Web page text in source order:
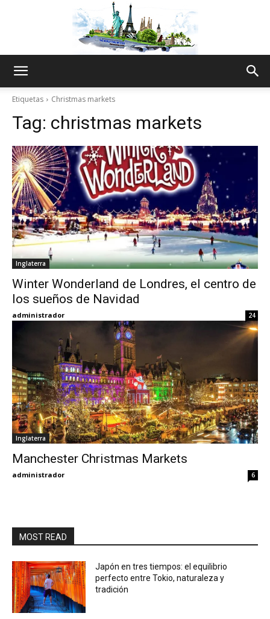
Thru
My
Eyes
Etiquetas Christmas markets
Tag: christmas markets
Inglaterra
Winter Wonderland de Londres, el centro de
los sueños de Navidad
administrador 24
Inglaterra
Manchester Christmas Markets
administrador 6
MOST READ
Japón en tres tiempos: el equilibrio
perfecto entre Tokio, naturaleza y
tradición